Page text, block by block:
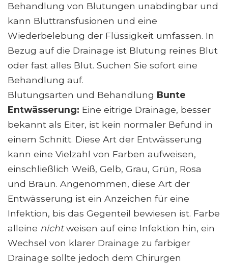
Behandlung von Blutungen unabdingbar und
kann Bluttransfusionen und eine
Wiederbelebung der Flüssigkeit umfassen. In
Bezug auf die Drainage ist Blutung reines Blut
oder fast alles Blut. Suchen Sie sofort eine
Behandlung auf.
Blutungsarten und Behandlung Bunte
Entwässerung: Eine eitrige Drainage, besser
bekannt als Eiter, ist kein normaler Befund in
einem Schnitt. Diese Art der Entwässerung
kann eine Vielzahl von Farben aufweisen,
einschließlich Weiß, Gelb, Grau, Grün, Rosa
und Braun. Angenommen, diese Art der
Entwässerung ist ein Anzeichen für eine
Infektion, bis das Gegenteil bewiesen ist. Farbe
alleine nichtweisen auf eine Infektion hin, ein
Wechsel von klarer Drainage zu farbiger
Drainage sollte jedoch dem Chirurgen